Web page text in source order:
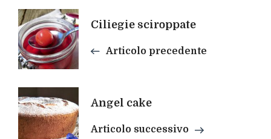
Navigazione
articoli
Ciliegie sciroppate
Articolo precedente
Angel cake
Articolo successivo